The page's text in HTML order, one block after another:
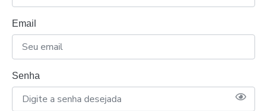
Email
Senha